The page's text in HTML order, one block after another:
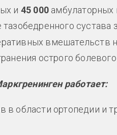
и 45 000 амбулаторных
сустава
вмешательств
острого
работает:
в области ортопедии и